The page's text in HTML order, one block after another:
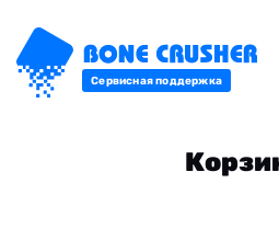
Сервисная поддержка